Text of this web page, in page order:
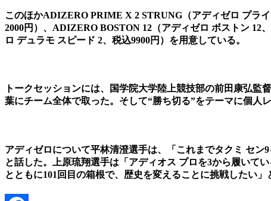
このほかADIZERO PRIME X 2 STRUNG（アディゼロ プラ
2000円）、ADIZERO BOSTON 12（アディゼロ ボストン 12
ロ デュラモ スピード 2、税込9900円）を用意している。
トークセッションには、国学院大学陸上競技部の前田康弘
葉にチーム全体で取った。そして“勝ち切る”をテーマに個人
アディゼロについて平林清澄選手は、「これまでタクミ セ
と話した。上原琉翔選手は「アディオス プロを3から履いて
とともに101回目の箱根で、歴史を変えることに挑戦したい」